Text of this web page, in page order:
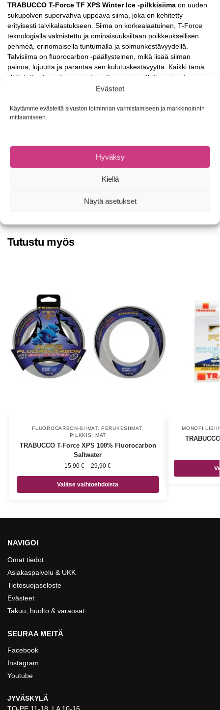
Evästeet
Käytämme evästeitä sivuston toiminnan varmistamiseen ja markkinoinnin
mittaamiseen.
Hyväksy
Kiellä
Näytä asetukset
TRABUCCO T-Force TF XPS Winter Ice -pilkkisiima on uuden
sukupolven supervahva uppoava siima, joka on kehitetty
erityisesti talvikalastukseen. Siima on korkealaatuinen, T-Force
teknologialla valmistettu ja ominaisuuksiltaan poikkeuksellisen
pehmeä, erinomaisella tuntumalla ja solmunkestävyydellä.
Talvisiima on fluorocarbon -päällysteinen, mikä lisää siiman
painoa, lujuutta ja parantaa sen kulutuskestävyyttä. Kaikki tämä
yhdistettynä saadaan muistamattomuus ja vähäinen jousto.
Pakkasenkestävä -25 °C
Väri kirkas
0.16mm/3.98kg, 0.18mm/5.6kg, 0.20mm/5.95kg,
0.25mm/8.67kg, 0.30mm/12,72kg
Osastot: Pilkkisiimat,Pilkkisiimat
Tutustu myös
FLUOROCARBON-SIIMAT,PERUKESIIMAT,
PILKKISIIMAT
TRABUCCO T-Force XPS 100% Fluorocarbon
Saltwater
15,90€ – 29,90€
Valitse vaihtoehdoista
NAVIGOI
Omat tiedot
Asiakaspalvelu & UKK
Tietosuojaseloste
Evästeet
Takuu, huolto & varaosat
SEURAA MEITÄ
Facebook
Instagram
Youtube
JYVÄSKYLÄ